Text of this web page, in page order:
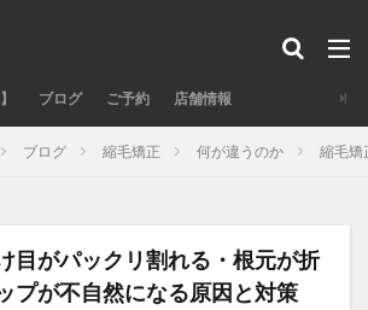
ブログ ご予約 店舗情報
ブログ 縮毛矯正 何が違うのか 縮毛矯
目がパックリ割れる・根元が折
プが不自然になる原因と対策
acid-heat-treatment-fail
myth
damage-control